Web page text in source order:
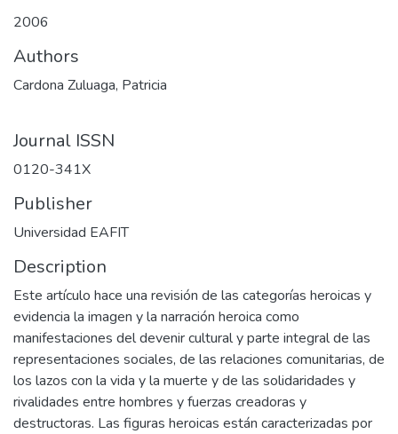
2006
Authors
Cardona Zuluaga, Patricia
Journal ISSN
0120-341X
Publisher
Universidad EAFIT
Description
Este artículo hace una revisión de las categorías heroicas y
evidencia la imagen y la narración heroica como
manifestaciones del devenir cultural y parte integral de las
representaciones sociales, de las relaciones comunitarias, de
los lazos con la vida y la muerte y de las solidaridades y
rivalidades entre hombres y fuerzas creadoras y
destructoras. Las figuras heroicas están caracterizadas por